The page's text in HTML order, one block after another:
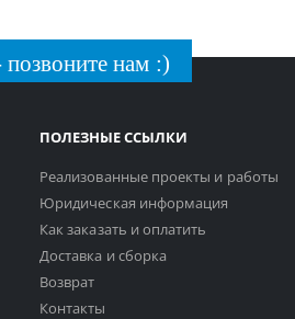
нам :)
ПОЛЕЗНЫЕ ССЫЛКИ
Реализованные проекты и работы
Юридическая информация
Как заказать и оплатить
Доставка и сборка
Возврат
Контакты